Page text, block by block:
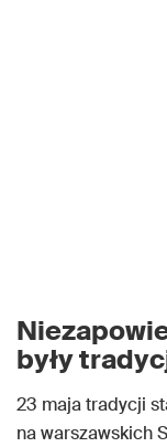
były
23 maja tradycji
na warszawskich